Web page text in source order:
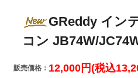
GReddy イン
コン JB74W/
販売価格： 12,000円(税込